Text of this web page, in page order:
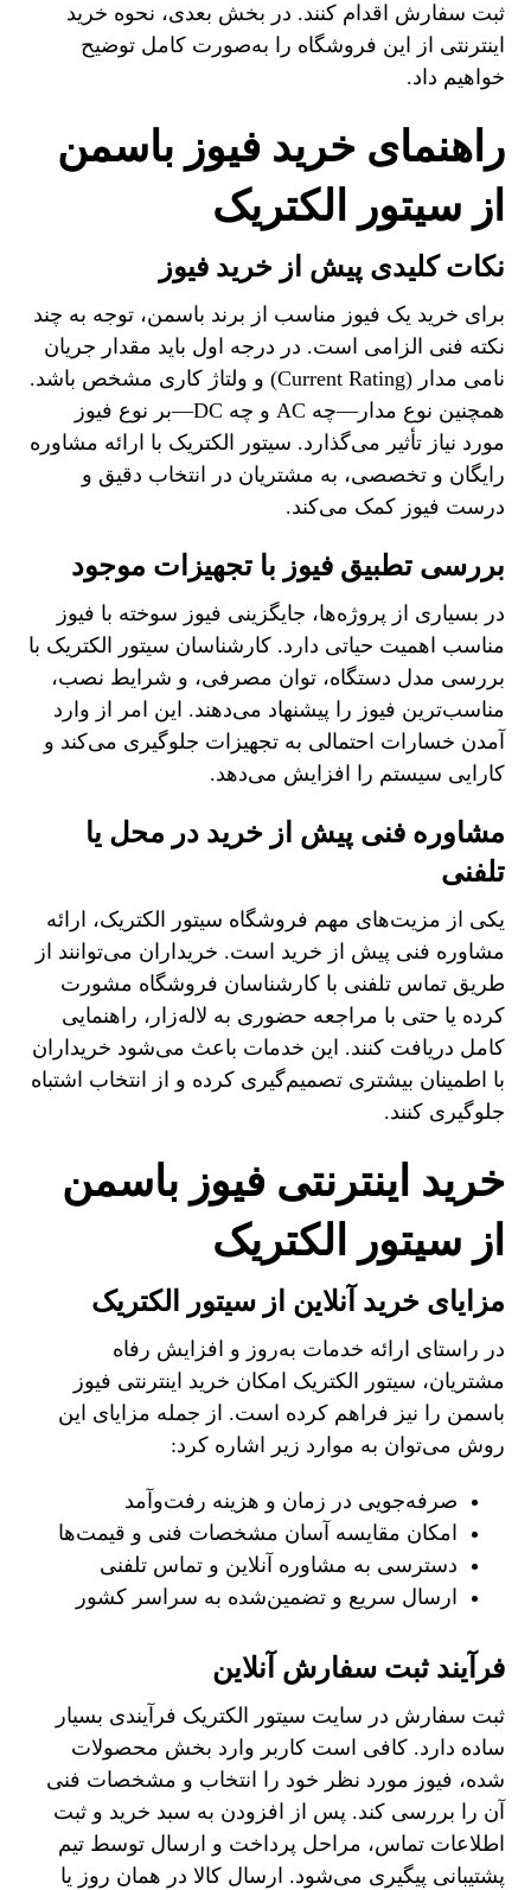
ثبت سفارش اقدام کنند. در بخش بعدی، نحوه خرید
اینترنتی از این فروشگاه را به‌صورت کامل توضیح
خواهیم داد.
راهنمای خرید فیوز باسمن
از سیتور الکتریک
نکات کلیدی پیش از خرید فیوز
برای خرید یک فیوز مناسب از برند باسمن، توجه به چند
نکته فنی الزامی است. در درجه اول باید مقدار جریان
نامی مدار (Current Rating) و ولتاژ کاری مشخص باشد.
همچنین نوع مدار—چه AC و چه DC—بر نوع فیوز
مورد نیاز تأثیر می‌گذارد. سیتور الکتریک با ارائه مشاوره
رایگان و تخصصی، به مشتریان در انتخاب دقیق و
درست فیوز کمک می‌کند.
بررسی تطبیق فیوز با تجهیزات موجود
در بسیاری از پروژه‌ها، جایگزینی فیوز سوخته با فیوز
مناسب اهمیت حیاتی دارد. کارشناسان سیتور الکتریک با
بررسی مدل دستگاه، توان مصرفی، و شرایط نصب،
مناسب‌ترین فیوز را پیشنهاد می‌دهند. این امر از وارد
آمدن خسارات احتمالی به تجهیزات جلوگیری می‌کند و
کارایی سیستم را افزایش می‌دهد.
مشاوره فنی پیش از خرید در محل یا
تلفنی
یکی از مزیت‌های مهم فروشگاه سیتور الکتریک، ارائه
مشاوره فنی پیش از خرید است. خریداران می‌توانند از
طریق تماس تلفنی با کارشناسان فروشگاه مشورت
کرده یا حتی با مراجعه حضوری به لاله‌زار، راهنمایی
کامل دریافت کنند. این خدمات باعث می‌شود خریداران
با اطمینان بیشتری تصمیم‌گیری کرده و از انتخاب اشتباه
جلوگیری کنند.
خرید اینترنتی فیوز باسمن
از سیتور الکتریک
مزایای خرید آنلاین از سیتور الکتریک
در راستای ارائه خدمات به‌روز و افزایش رفاه
مشتریان، سیتور الکتریک امکان خرید اینترنتی فیوز
باسمن را نیز فراهم کرده است. از جمله مزایای این
روش می‌توان به موارد زیر اشاره کرد:
صرفه‌جویی در زمان و هزینه رفت‌وآمد
امکان مقایسه آسان مشخصات فنی و قیمت‌ها
دسترسی به مشاوره آنلاین و تماس تلفنی
ارسال سریع و تضمین‌شده به سراسر کشور
فرآیند ثبت سفارش آنلاین
ثبت سفارش در سایت سیتور الکتریک فرآیندی بسیار
ساده دارد. کافی است کاربر وارد بخش محصولات
شده، فیوز مورد نظر خود را انتخاب و مشخصات فنی
آن را بررسی کند. پس از افزودن به سبد خرید و ثبت
اطلاعات تماس، مراحل پرداخت و ارسال توسط تیم
پشتیبانی پیگیری می‌شود. ارسال کالا در همان روز یا